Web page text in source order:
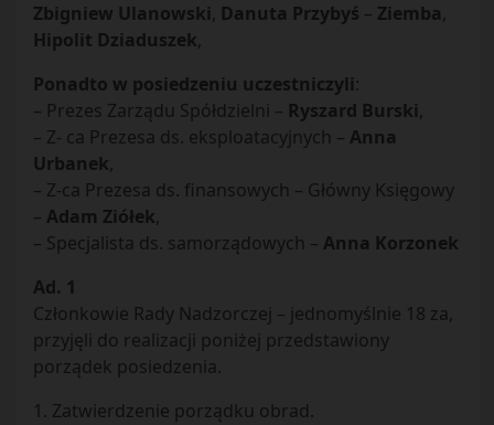
Zbigniew Ulanowski, Danuta Przybyś – Ziemba,
Hipolit Dziaduszek,
Ponadto w posiedzeniu uczestniczyli:
– Prezes Zarządu Spółdzielni – Ryszard Burski,
– Z- ca Prezesa ds. eksploatacyjnych – Anna
Urbanek,
– Z-ca Prezesa ds. finansowych – Główny Księgowy
– Adam Ziółek,
– Specjalista ds. samorządowych – Anna Korzonek
Ad. 1
Członkowie Rady Nadzorczej – jednomyślnie 18 za,
przyjęli do realizacji poniżej przedstawiony
porządek posiedzenia.
1. Zatwierdzenie porządku obrad.